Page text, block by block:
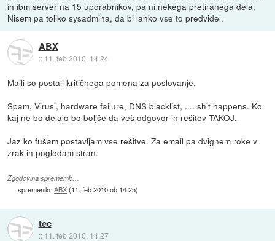
in ibm server na 15 uporabnikov, pa ni nekega pretiranega dela.
Nisem pa toliko sysadmina, da bi lahko vse to predvidel.
ABX
:: 11. feb 2010, 14:24
Maili so postali kritičnega pomena za poslovanje.
Spam, Virusi, hardware failure, DNS blacklist, .... shit happens. Ko
kaj ne bo delalo bo boljše da veš odgovor in rešitev TAKOJ.
Jaz ko fušam postavljam vse rešitve. Za email pa dvignem roke v
zrak in pogledam stran.
Zgodovina sprememb…
spremenilo:ABX(11. feb 2010 ob 14:25)
tec
:: 11. feb 2010, 14:27